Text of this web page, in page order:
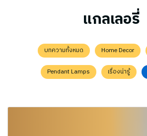
แกลเลอรี่
บทความทั้งหมด Home Decor
Pendant Lamps เรื่องน่ารู้